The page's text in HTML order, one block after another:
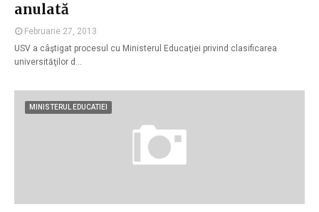
anulată
Februarie 27, 2013
USV a câştigat procesul cu Ministerul Educaţiei privind clasificarea
universităţilor d…
MINISTERUL EDUCATIEI